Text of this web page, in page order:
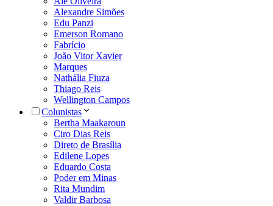
Alexandre Simões
Edu Panzi
Emerson Romano
Fabrício
João Vitor Xavier
Marques
Nathália Fiuza
Thiago Reis
Wellington Campos
Colunistas
Bertha Maakaroun
Ciro Dias Reis
Direto de Brasília
Edilene Lopes
Eduardo Costa
Poder em Minas
Rita Mundim
Valdir Barbosa